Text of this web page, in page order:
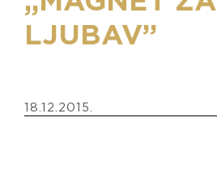
LJUBAV”
18.12.2015.